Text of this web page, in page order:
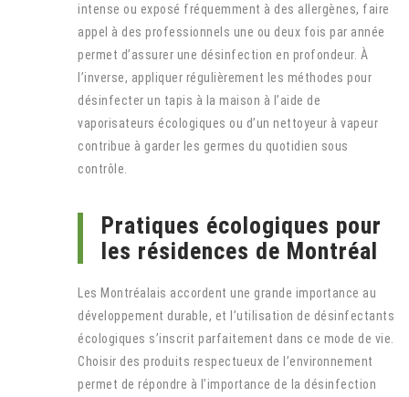
intense ou exposé fréquemment à des allergènes, faire
appel à des professionnels une ou deux fois par année
permet d’assurer une désinfection en profondeur. À
l’inverse, appliquer régulièrement les méthodes pour
désinfecter un tapis à la maison à l’aide de
vaporisateurs écologiques ou d’un nettoyeur à vapeur
contribue à garder les germes du quotidien sous
contrôle.
Pratiques écologiques pour
les résidences de Montréal
Les Montréalais accordent une grande importance au
développement durable, et l’utilisation de désinfectants
écologiques s’inscrit parfaitement dans ce mode de vie.
Choisir des produits respectueux de l’environnement
permet de répondre à l’importance de la désinfection